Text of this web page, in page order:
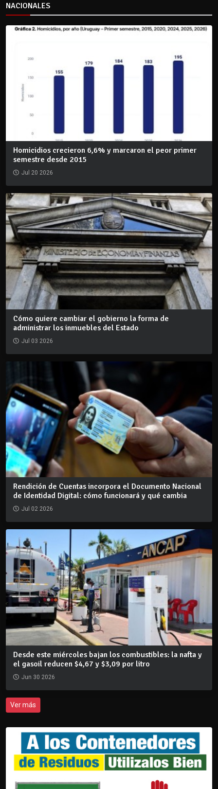
NACIONALES
Homicidios crecieron 6,6% y marcaron el peor primer
semestre desde 2015
Jul 20 2026
Cómo quiere cambiar el gobierno la forma de
administrar los inmuebles del Estado
Jul 03 2026
Rendición de Cuentas incorpora el Documento Nacional
de Identidad Digital: cómo funcionará y qué cambia
Jul 02 2026
Desde este miércoles bajan los combustibles: la nafta y
el gasoil reducen $4,67 y $3,09 por litro
Jun 30 2026
Ver más